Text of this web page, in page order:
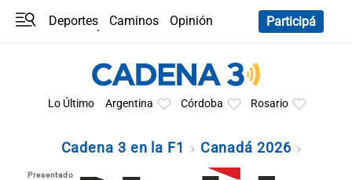
Deportes Caminos
Opinión
Participá
Lo Último Argentina Córdoba Rosario
Cadena 3 en la F1 Canadá 2026
Presentado